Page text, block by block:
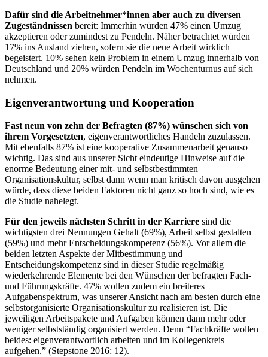
Dafür sind die Arbeitnehmer*innen aber auch zu diversen
Zugeständnissen bereit: Immerhin würden 47% einen Umzug
akzeptieren oder zumindest zu Pendeln. Näher betrachtet würden
17% ins Ausland ziehen, sofern sie die neue Arbeit wirklich
begeistert. 10% sehen kein Problem in einem Umzug innerhalb von
Deutschland und 20% würden Pendeln im Wochenturnus auf sich
nehmen.
Eigenverantwortung und Kooperation
Fast neun von zehn der Befragten (87%) wünschen sich von
ihrem Vorgesetzten, eigenverantwortliches Handeln zuzulassen.
Mit ebenfalls 87% ist eine kooperative Zusammenarbeit genauso
wichtig. Das sind aus unserer Sicht eindeutige Hinweise auf die
enorme Bedeutung einer mit- und selbstbestimmten
Organisationskultur, selbst dann wenn man kritisch davon ausgehen
würde, dass diese beiden Faktoren nicht ganz so hoch sind, wie es
die Studie nahelegt.
Für den jeweils nächsten Schritt in der Karriere sind die
wichtigsten drei Nennungen Gehalt (69%), Arbeit selbst gestalten
(59%) und mehr Entscheidungskompetenz (56%). Vor allem die
beiden letzten Aspekte der Mitbestimmung und
Entscheidungskompetenz sind in dieser Studie regelmäßig
wiederkehrende Elemente bei den Wünschen der befragten Fach-
und Führungskräfte. 47% wollen zudem ein breiteres
Aufgabenspektrum, was unserer Ansicht nach am besten durch eine
selbstorganisierte Organisationskultur zu realisieren ist. Die
jeweiligen Arbeitspakete und Aufgaben können dann mehr oder
weniger selbstständig organisiert werden. Denn “Fachkräfte wollen
beides: eigenverantwortlich arbeiten und im Kollegenkreis
aufgehen.” (Stepstone 2016: 12).